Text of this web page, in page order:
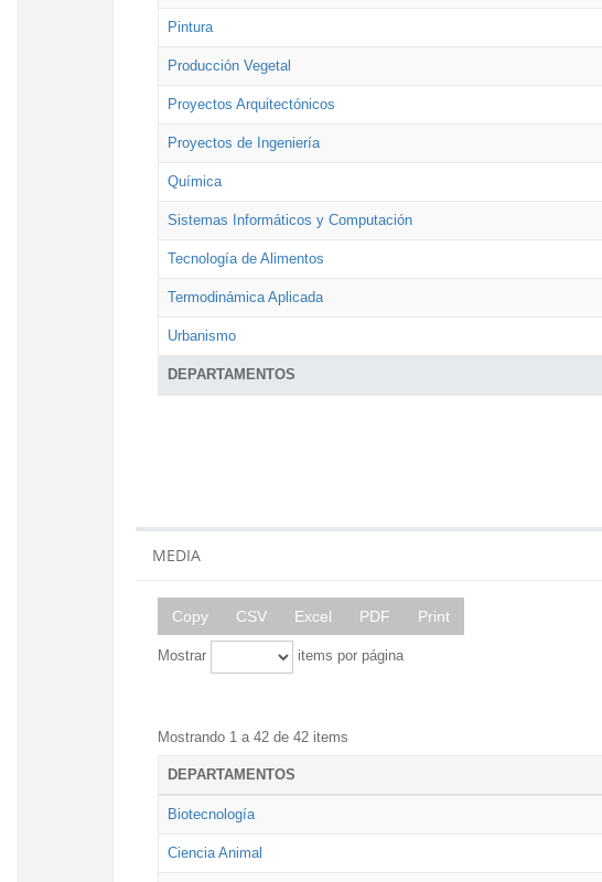
DEPARTAMENTOS
Pintura
Producción Vegetal
Proyectos Arquitectónicos
Proyectos de Ingeniería
Química
Sistemas Informáticos y Computación
Tecnología de Alimentos
Termodinámica Aplicada
Urbanismo
MEDIA
Copy CSV Excel PDF Print
Mostrar items por página
Mostrando 1 a 42 de 42 items
DEPARTAMENTOS
Biotecnología
Ciencia Animal